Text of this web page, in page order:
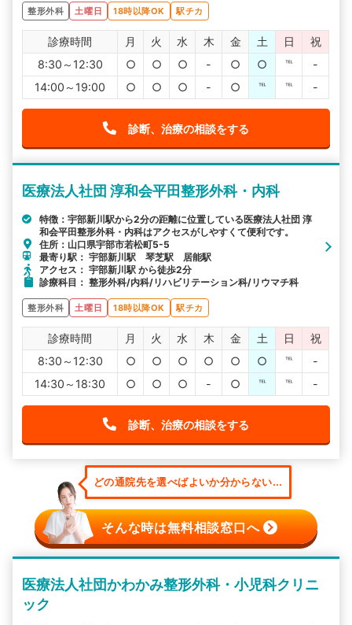
整形外科 土曜日 18時以降OK 駅チカ
診療時間 月 火 水 木 金 土 日
祝
8:30～12:30
○ ○ ○ - ○ ○ ℡
-
14:00～19:00
○ ○ ○ - ○ ℡ ℡ -
診断、治療の相談をする
医療法人社団 淳和会平田整形外科・内科
特徴：宇部新川駅から2分の距離に位置している医療法人社団 淳
和会平田整形外科・内科はアクセスがしやすくて便利です。
住所：山口県宇部市若松町5-5
最寄り駅： 宇部新川駅 琴芝駅 居能駅
アクセス： 宇部新川駅 から徒歩2分
診療科目： 整形外科/内科/リハビリテーション科/リウマチ科
整形外科 土曜日 18時以降OK 駅チカ
診療時間 月 火 水 木 金 土 日
祝
8:30～12:30
○ ○ ○ ○ ○ ○ ℡
-
14:30～18:30
○ ○ ○ - ○ ℡ ℡ -
診断、治療の相談をする
どの通院先を選べばよいか分からない...
そんな時は無料相談窓口へ
医療法人社団かわかみ整形外科・小児科クリニ
ック